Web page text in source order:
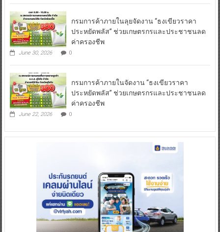
กรมการค้าภายในลุยจัดงาน “ธงเขียวราคา
ประหยัดพลัส” ช่วยเกษตรกรและประชาชนลด
ค่าครองชีพ
June 30, 2026 0
กรมการค้าภายในจัดงาน “ธงเขียวราคา
ประหยัดพลัส” ช่วยเกษตรกรและประชาชนลด
ค่าครองชีพ
June 22, 2026 0